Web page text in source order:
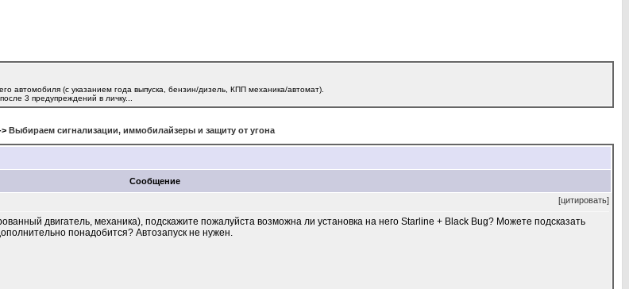
автомобиля (с указанием года выпуска, бензин/дизель, КПП механика/автомат).
3 предупреждений в личку...
> Выбираем сигнализации, иммобилайзеры и защиту от угона
Сообщение
[цитировать]
двигатель, механика), подскажите пожалуйста возможна ли установка на него Starline + Black Bug? Можете подсказать
понадобится? Автозапуск не нужен.